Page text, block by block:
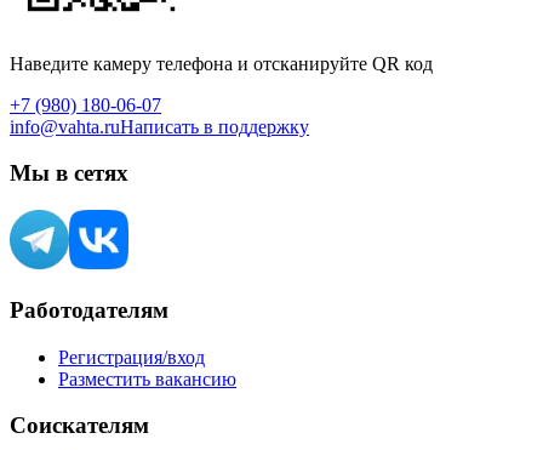
Наведите камеру телефона и отсканируйте QR код
+7 (980) 180-06-07
info@vahta.ruНаписать в поддержку
Мы в сетях
Работодателям
Регистрация/вход
Разместить вакансию
Соискателям